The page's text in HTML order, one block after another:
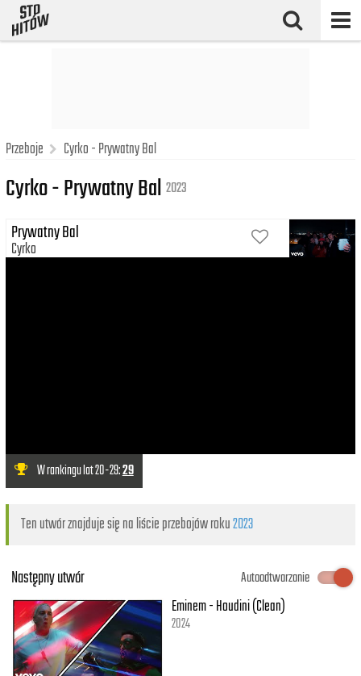
Przeboje Cyrko - Prywatny Bal
Cyrko - Prywatny Bal 2023
Prywatny Bal
Cyrko
W rankingu lat 20-29:29
Ten utwór znajduje się na liście przebojów roku2023
Następny utwór
Autoodtwarzanie
Eminem - Houdini (Clean)
2024